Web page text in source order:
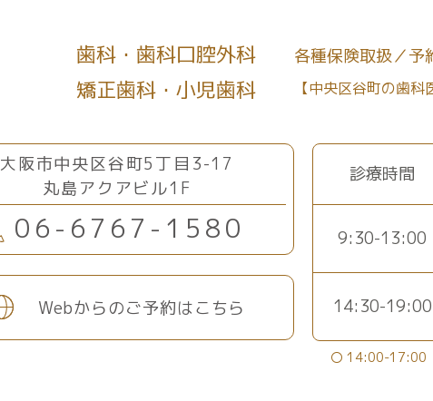
歯科
歯科口腔外科
矯正歯科
小児歯科
各種保険取扱 予
【中央区谷町の歯
大阪市中央区谷町5丁目3-17
丸島アクアビル1F
06-6767-1580
Webからのご予約はこちら
診療時間
9:30-13:00
14:30-19:00
〇 14:00-17:00